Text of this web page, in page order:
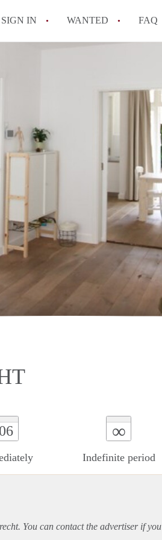
SIGN IN WANTED FAQ
06 ∞
Indefinite period
You can contact the advertiser if you